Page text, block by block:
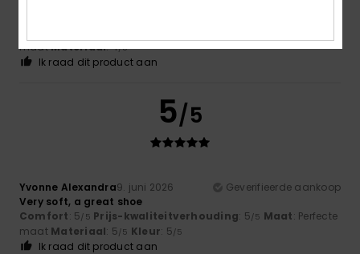
maatMateriaal: 4/5
Ik raad dit product aan
5/5
Yvonne Alexandra9. juni 2026
Geverifieerde aankoop
Very soft, a great shoe
Comfort: 5/5 Prijs-kwaliteitverhouding: 5/5 Maat: Perfecte
maat Materiaal: 5/5 Kleur: 5/5
Ik raad dit product aan